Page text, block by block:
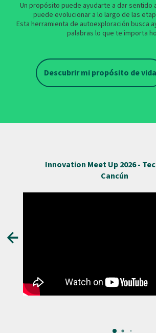
Un propósito puede ayudarte a dar sentido
puede evolucionar a lo largo de las
Esta herramienta de autoexploración busca
palabras lo que te importa
Descubrir mi propósito de vida
Innovation Meet Up 2026 -
Cancún